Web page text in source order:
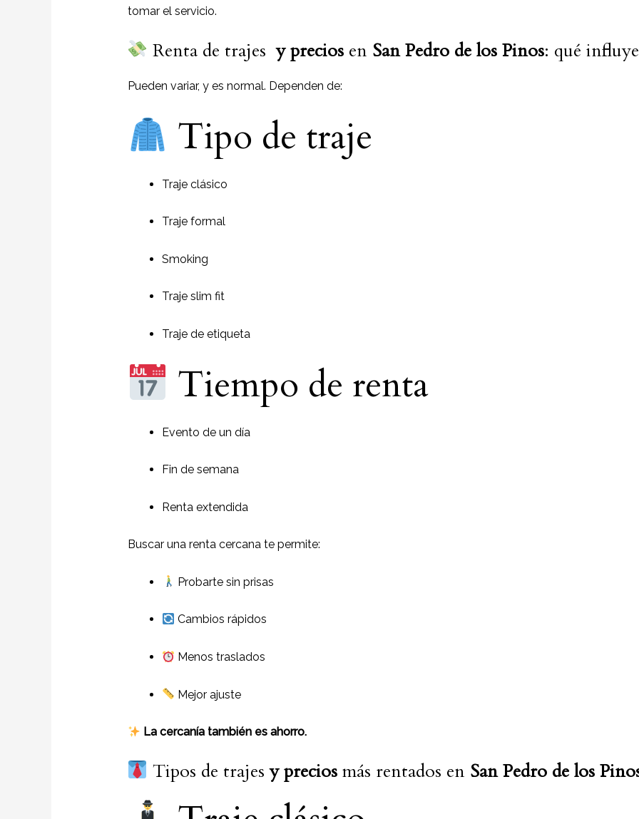
tomar el servicio.
Renta de trajesy precios en San Pedro de los Pinos: qué
Pueden variar, y es normal. Dependen de:
Tipo de traje
Traje clásico
Traje formal
Smoking
Traje slim fit
Traje de etiqueta
Tiempo de renta
Evento de un día
Fin de semana
Renta extendida
Buscar una renta cercana te permite:
Probarte sin prisas
Cambios rápidos
Menos traslados
Mejor ajuste
La cercanía también es ahorro.
Tipos de trajesy preciosmás rentados en San Pedro de los